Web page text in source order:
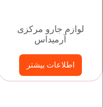
لوازم جارو مرکزی
آرمیداس
اطلاعات بیشتر